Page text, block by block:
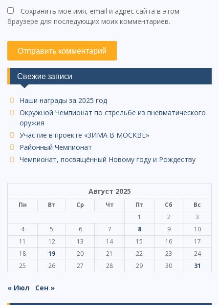
Сохранить моё имя, email и адрес сайта в этом
браузере для последующих моих комментариев.
Свежие записи
Наши награды за 2025 год
Окружной Чемпионат по стрельбе из пневматического
оружия
Участие в проекте «ЗИМА В МОСКВЕ»
Районный Чемпионат
Чемпионат, посвящённый Новому году и Рождеству
Август 2025
Пн Вт Ср Чт Пт Сб
Вс
1
2
3
4
5 6 7 8 9
10
11
12 13 14 15 16
17
18
19 20 21 22 23
24
25
26 27 28 29 30 31
« Июл Сен »